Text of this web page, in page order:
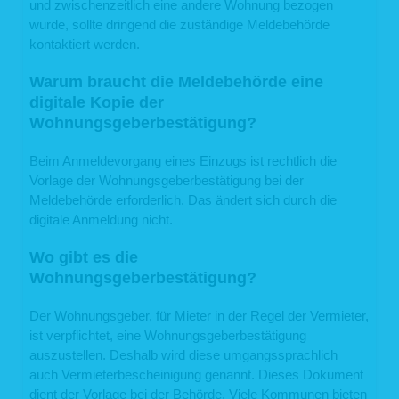
und zwischenzeitlich eine andere Wohnung bezogen
wurde, sollte dringend die zuständige Meldebehörde
kontaktiert werden.
Warum braucht die Meldebehörde eine
digitale Kopie der
Wohnungsgeberbestätigung?
Beim Anmeldevorgang eines Einzugs ist rechtlich die
Vorlage der Wohnungsgeberbestätigung bei der
Meldebehörde erforderlich. Das ändert sich durch die
digitale Anmeldung nicht.
Wo gibt es die
Wohnungsgeberbestätigung?
Der Wohnungsgeber, für Mieter in der Regel der Vermieter,
ist verpflichtet, eine Wohnungsgeberbestätigung
auszustellen. Deshalb wird diese umgangssprachlich
auch Vermieterbescheinigung genannt. Dieses Dokument
dient der Vorlage bei der Behörde. Viele Kommunen bieten
personenbezogenen Daten des Nutzers, ein Abgleich mit anderen
Datenbeständen oder eine Weitergabe an Dritte findet zu keinem Zeitpunkt statt.
2. Kontaktformular
elektronische Kontaktaufnahme nutzen können. Nehmen Sie diese Möglichkeit
wahr, so werden die von Ihnen in der Eingabemaske eingegebenen Daten an uns
übermittelt und gespeichert:
E-Mail-Adresse
der von Ihnen eingegebene Text im Freifeld
Rechtsgrundlage für die Verarbeitung der Daten ist Art. 6 Abs. 1 lit. f DSGVO. Die
Daten werden ausschließlich zur Bearbeitung der Kontaktaufnahme und der sich
anschließenden Kommunikation verwendet. Es erfolgt in diesem Zusammenhang
verwenden, holen wir im Vorfeld Ihre Einwilligung ein. Die personenbezogenen
Daten aus der Eingabemaske werden gelöscht, wenn die jeweilige
Kommunikation mit Ihnen beendet ist, d.h. sobald sich aus den Umständen
Daten werden spätestens nach einer Frist von sieben Tagen gelöscht.
3. Datenweitergabe und Empfänger
Eine Übermittlung Ihrer personenbezogenen Daten an Dritte findet nicht statt,
außer